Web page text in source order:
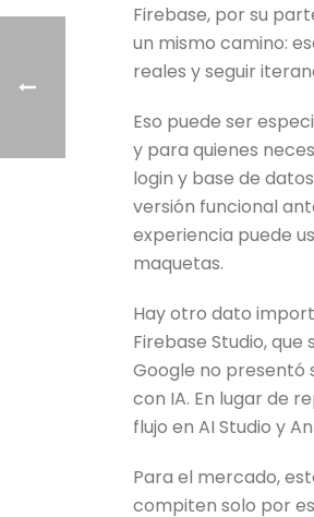
Firebase, por su
un mismo camino:
reales y seguir
Eso puede ser
y para quienes
login y base de
versión funcional
experiencia puede
maquetas.
Hay otro dato
Firebase Studio,
Google no presentó
con IA. En lugar de
flujo en AI Studio y
Para el mercado,
compiten solo por